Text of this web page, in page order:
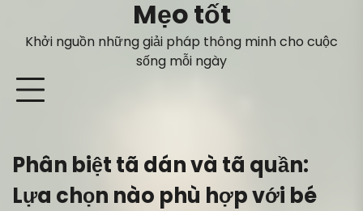
content
Mẹo tốt
Khởi nguồn những giải pháp thông minh cho cuộc
sống mỗi ngày
Phân biệt tã dán và tã quần:
Lựa chọn nào phù hợp với bé